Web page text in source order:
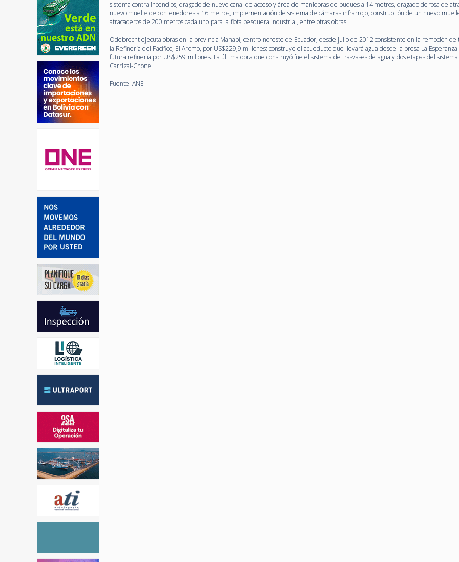
sistema contra incendios, dragado de nuevo canal de acceso y área de maniobras de buques a 14 metros, dragado de fosa de
nuevo muelle de contenedores a 16 metros, implementación de sistema de cámaras infrarrojo, construcción de un nuevo
atracaderos de 200 metros cada uno para la flota pesquera industrial, entre otras obras.
Odebrecht ejecuta obras en la provincia Manabí, centro-noreste de Ecuador, desde julio de 2012 consistente en la remoción
la Refinería del Pacífico, El Aromo, por US$229,9 millones; construye el acueducto que llevará agua desde la presa La Esperanza
futura refinería por US$259 millones. La última obra que construyó fue el sistema de trasvases de agua y dos etapas del
Carrizal-Chone.
Fuente: ANE